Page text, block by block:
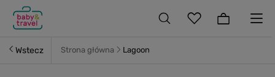
Wstecz Strona główna Lagoon